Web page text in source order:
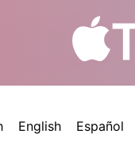
English Español